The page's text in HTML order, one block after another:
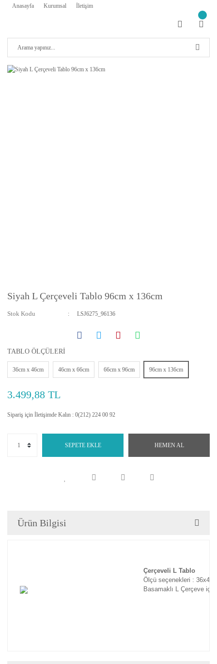
Anasayfa Kurumsal İletişim
Siyah L Çerçeveli Tablo 96cm x 136cm
Stok Kodu LSJ6275_96136
TABLO ÖLÇÜLERİ
36cm x 46cm 46cm x 66cm 66cm x 96cm 96cm x 136cm
3.499,88 TL
Sipariş için İletişimde Kalın : 0(212) 224 00 92
SEPETE EKLE HEMEN AL
Ürün Bilgisi
Çerçeveli L Tablo
Ölçü seçenekleri :
Basamaklı L Çerçeve